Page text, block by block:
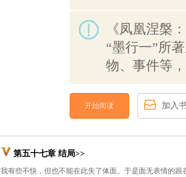
《凤凰涅槃
“墨行一”所
物、事件等
开始阅读 加入
第五十七章 结局>>
我有些不快，但也不能在此失了体面。于是面无表情的